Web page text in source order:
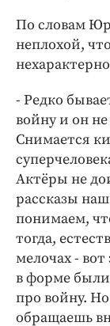
По словам
неплохой,
- Редко
войну и он
Снимается
Актёры не
рассказы
понимаем,
тогда,
мелочах -
в форме
про войну.
обращаешь